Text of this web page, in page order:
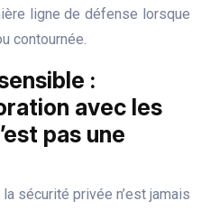
ligne de défense lorsque
contournée.
:
avec les
pas une
sécurité privée n’est jamais